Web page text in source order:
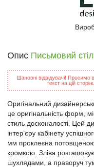
Опис Письмовий
Шановні відвідувачі! Просимо
текст на цій
Оригінальний
це оригінальність форм,
стиль досконалості. Цей
інтер'єру кабінету
мм проклеєна
кромкою. Зліва
шухлядами, а праворуч